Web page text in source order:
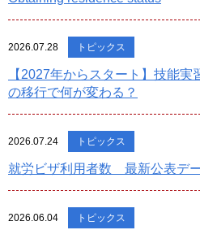
2026.07.28 トピックス
【2027年からスタート】技能
の移行で何が変わる？
2026.07.24 トピックス
就労ビザ利用者数 最新公表デ
2026.06.04 トピックス